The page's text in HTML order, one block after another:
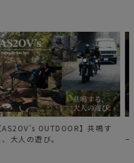
【新作登場】人気のDOBBYシリ
ーズのご紹介。